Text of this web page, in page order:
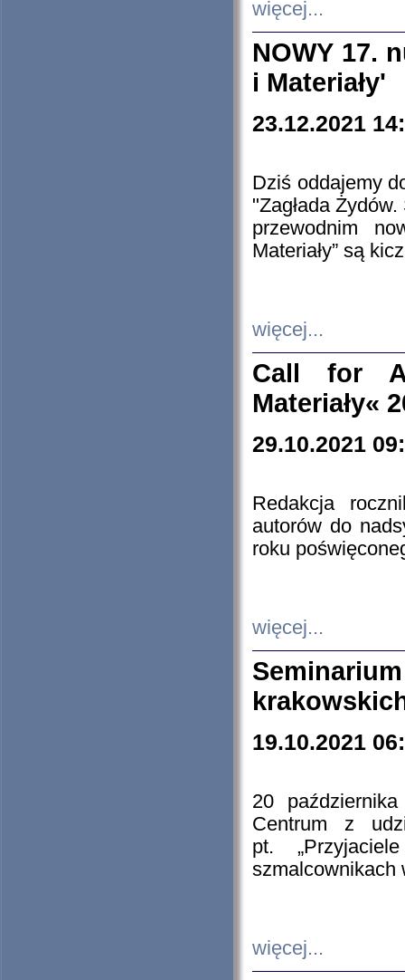
więcej...
NOWY 17.
i Materiały'
23.12.2021
Dziś oddajemy
"Zagłada
przewodnim
Materiały” są
więcej...
Call for
Materiały«
29.10.2021
Redakcja
autorów do
roku
więcej...
19.10.2021
20
Centrum z
pt.
szmalcownikach
więcej...